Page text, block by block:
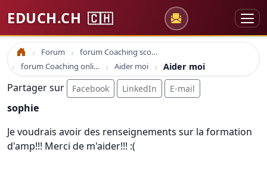
EDUCH.CH 🇨🇭
Accueil Forum
forum Coaching scolaire
forum Coaching online formation professionelle emploi education
Aider moi Aider moi
Partager sur Facebook LinkedIn E-mail
sophie
Je voudrais avoir des renseignements sur la formation
d'amp!!! Merci de m'aider!!! :(